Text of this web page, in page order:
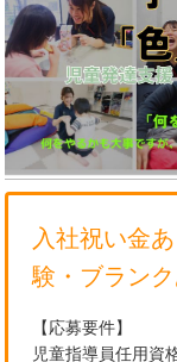
入社祝い金
験・ブラン
【応募要件】
児童指導員任用資